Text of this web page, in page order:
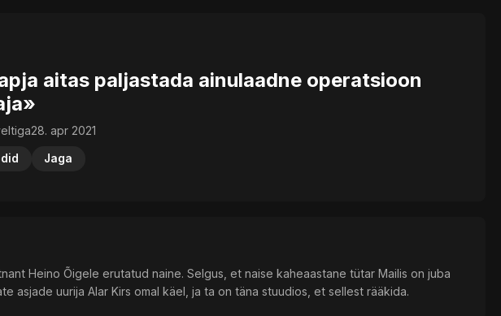
aitas paljastada ainulaadne operatsioon
28. apr 2021
Jaga
Heino Õigele erutatud naine. Selgus, et naise kaheaastane tütar Mailis on juba
asjade uurija Alar Kirs omal käel, ja ta on täna stuudios, et sellest rääkida.